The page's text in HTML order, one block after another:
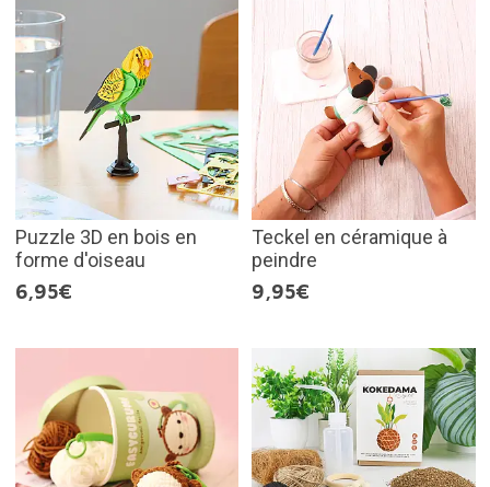
Puzzle 3D en bois en
forme d'oiseau
6,95€
Teckel en céramique à
peindre
9,95€